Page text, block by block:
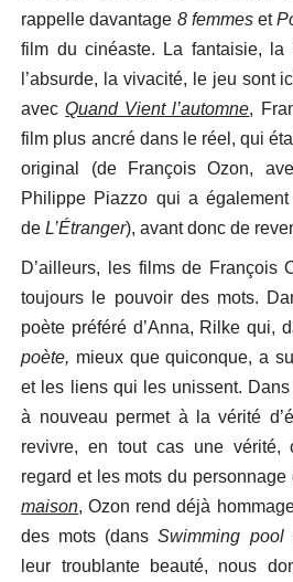
rappelle davantage 8 femmeset
film du cinéaste. La fantaisie, la
l’absurde, la vivacité, le jeu sont
avecQuand Vient l’automne,
film plus ancré dans le réel, qui
original (de François Ozon,
Philippe Piazzo qui a
deL’Étranger), avant donc de
D’ailleurs, les films de François
toujours le pouvoir des mots.
poète préféré d’Anna, Rilke qui,
poète, mieux que quiconque, a
et les liens qui les unissent.
à nouveau permet à la vérité
revivre, en tout cas une
regard et les mots du
maison, Ozon rend déjà
des mots (dansSwimming pool
leur troublante beauté, nous